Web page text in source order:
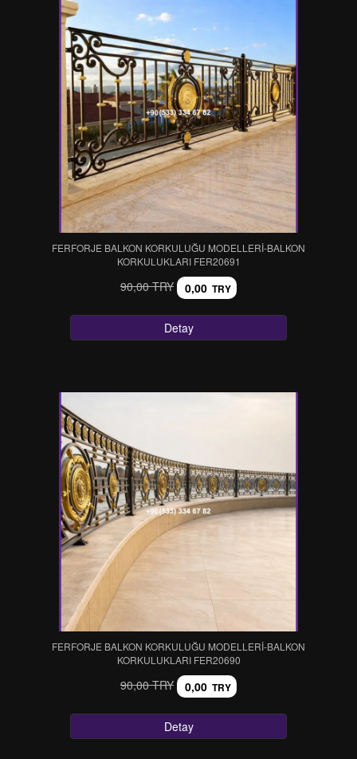
FERFORJE BALKON KORKULUĞU MODELLERİ-BALKON
KORKULUKLARI FER20691
90,00 TRY 0,00 TRY
Detay
FERFORJE BALKON KORKULUĞU MODELLERİ-BALKON
KORKULUKLARI FER20690
90,00 TRY 0,00 TRY
Detay